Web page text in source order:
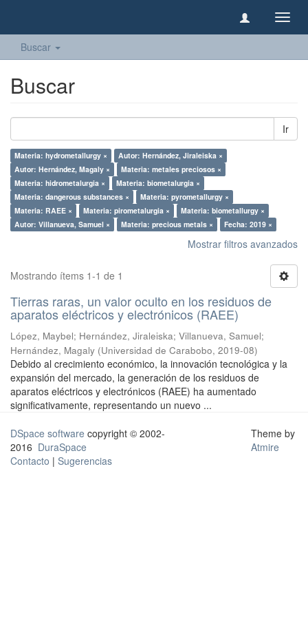
Buscar
Buscar
Ir
Materia: hydrometallurgy ×
Autor: Hernández, Jiraleiska ×
Autor: Hernández, Magaly ×
Materia: metales preciosos ×
Materia: hidrometalurgia ×
Materia: biometalurgia ×
Materia: dangerous substances ×
Materia: pyrometallurgy ×
Materia: RAEE ×
Materia: pirometalurgia ×
Materia: biometallurgy ×
Autor: Villanueva, Samuel ×
Materia: precious metals × Fecha: 2019 ×
Mostrar filtros avanzados
Mostrando ítems 1-1 de 1
Tierras raras, un valor oculto en los residuos de
aparatos eléctricos y electrónicos (RAEE)
López, Maybel; Hernández, Jiraleiska; Villanueva, Samuel;
Hernández, Magaly (Universidad de Carabobo, 2019-08)
Debido al crecimiento económico, la innovación tecnológica y la
expansión del mercado, la generación de los residuos de
aparatos eléctricos y electrónicos (RAEE) ha aumentado
significativamente, representando un nuevo ...
DSpace software copyright © 2002-
2016 DuraSpace
Contacto | Sugerencias
Theme by
Atmire